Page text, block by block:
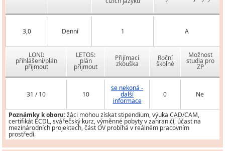
3,0 Denní 1 A
LONI:
přihlášení/plán
přijmout
LETOS:
plán
přijmout
Přijímací
zkouška
Roční
školné
Možnost
studia pro
ZP
31 / 10 10
se nekoná -
další
informace
0 Ne
Poznámky k oboru:žáci mohou získat stipendium, výuka CAD/CAM,
certifikát ECDL, svářečský kurz, výměnné pobyty v zahraničí, účast na
mezinárodních projektech, část OV probíhá v reálném pracovním
prostředí.